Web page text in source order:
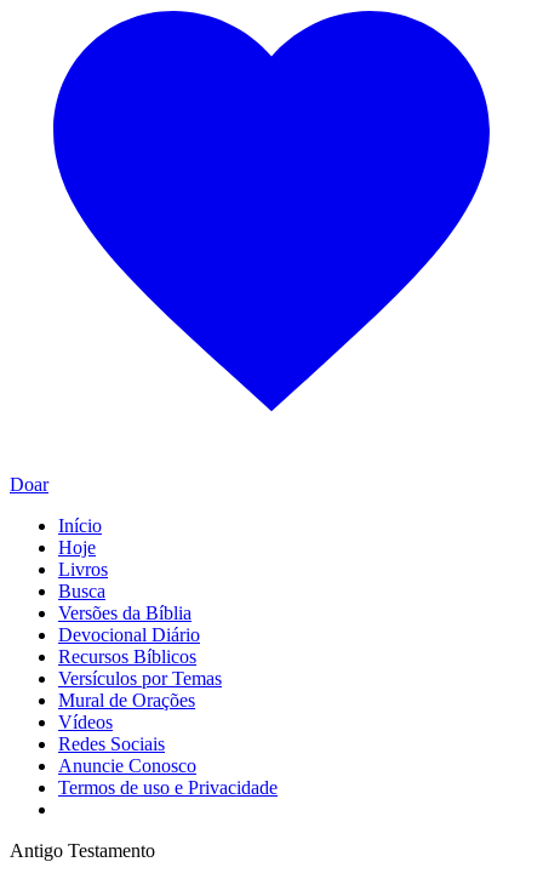
Doar
Início
Hoje
Livros
Busca
Versões da Bíblia
Devocional Diário
Recursos Bíblicos
Versículos por Temas
Mural de Orações
Vídeos
Redes Sociais
Anuncie Conosco
Termos de uso e Privacidade
Antigo Testamento